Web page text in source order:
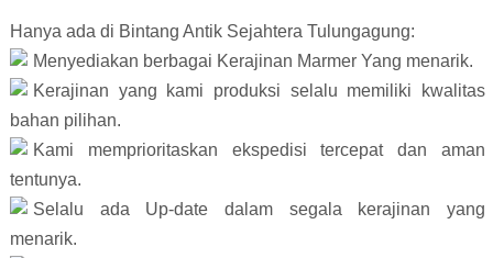
Hanya ada di Bintang Antik Sejahtera Tulungagung:
Menyediakan berbagai Kerajinan Marmer Yang menarik.
Kerajinan yang kami produksi selalu memiliki kwalitas
bahan pilihan.
Kami memprioritaskan ekspedisi tercepat dan aman
tentunya.
Selalu ada Up-date dalam segala kerajinan yang
menarik.